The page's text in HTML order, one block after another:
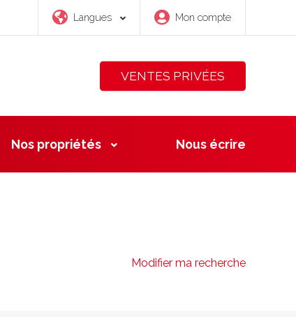
Langues Mon compte
VENTES PRIVÉES
Nos propriétés Nous écrire
Modifier ma recherche